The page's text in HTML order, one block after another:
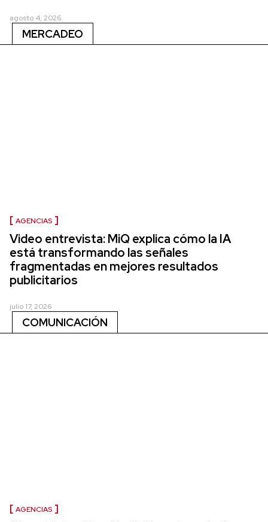
agosto 4, 2026
MERCADEO
AGENCIAS
Video entrevista: MiQ explica cómo la IA
está transformando las señales
fragmentadas en mejores resultados
publicitarios
julio 17, 2026
COMUNICACIÓN
AGENCIAS